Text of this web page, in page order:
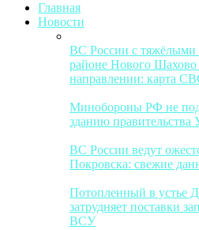
Главная
Новости
ВС России с тяжёлыми
районе Нового
направлении: карта
Минобороны РФ не
зданию правительства
ВС России ведут
Покровска: свежие
Потопленный в устье
затрудняет поставки
ВСУ